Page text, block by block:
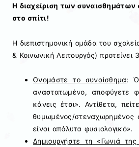
Η διαχείριση των συναισθημάτων
στο σπίτι!
Η διεπιστημονική ομάδα του
& Κοινωνική Λειτουργός)
Ονομάστε το συναίσθημα:
αναστατωμένο, αποφύγετε
κάνεις έτσι». Αντίθετα,
θυμωμένος/στεναχωρημένος
είναι απόλυτα φυσιολογικό».
Δημιουργήστε τη «Γωνιά της